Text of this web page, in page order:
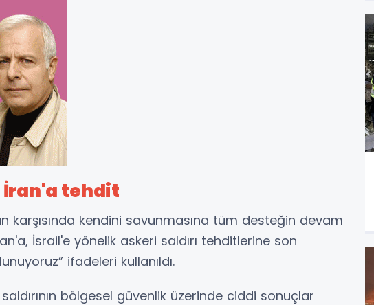
tehdit
karşısında kendini savunmasına tüm desteğin devam
İsrail'e yönelik askeri saldırı tehditlerine son
ifadeleri kullanıldı.
bölgesel güvenlik üzerinde ciddi sonuçlar